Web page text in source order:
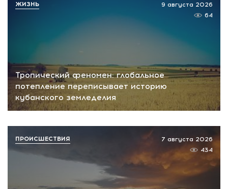
Тропический феномен: глобальное
потепление переписывает историю
кубанского земледелия
9 августа 2026
64
ЖИЗНЬ
7 августа 2026
434
ПРОИСШЕСТВИЯ